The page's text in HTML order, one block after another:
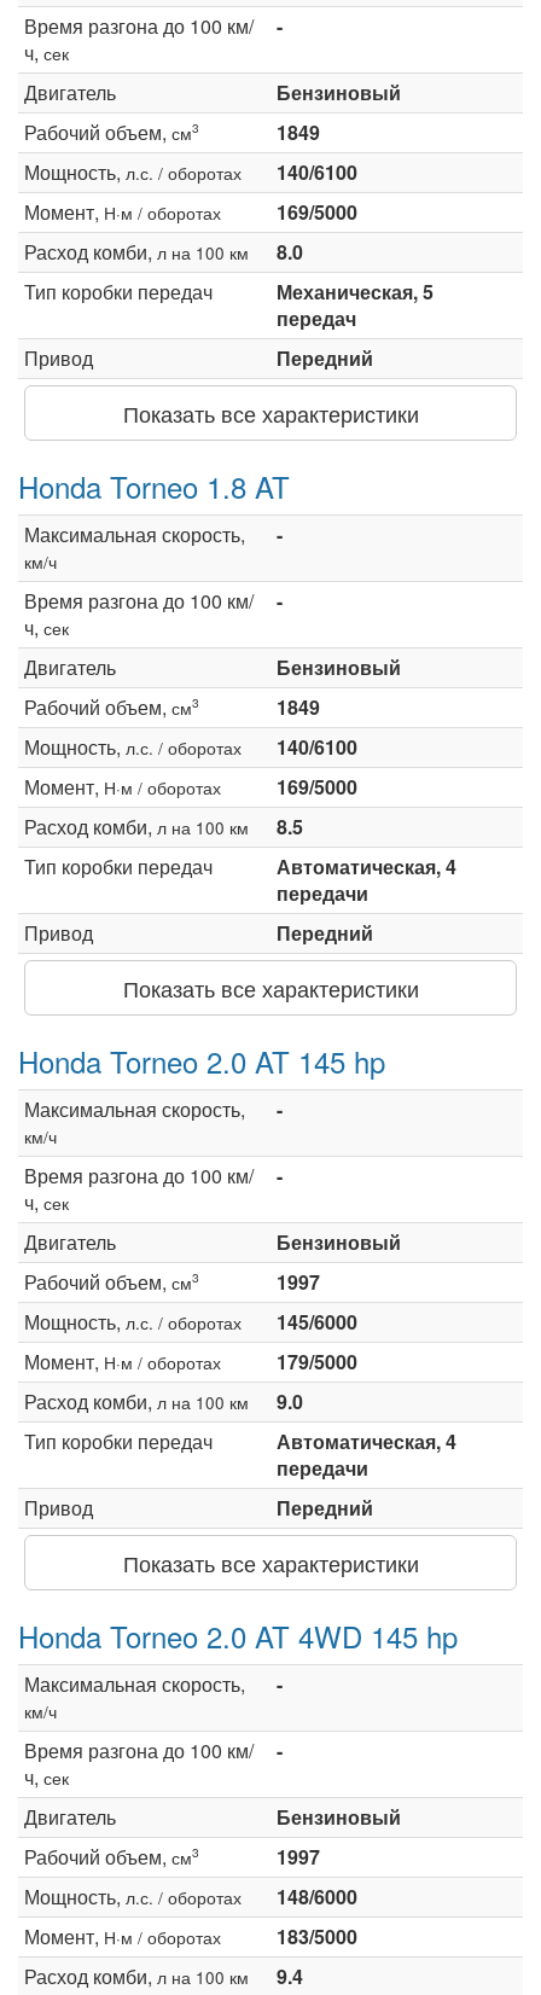
Время разгона до 100 км/
ч, сек
-
Двигатель
Бензиновый
Рабочий объем, см3
1849
Мощность, л.с. / оборотах
140/6100
Момент, Н·м / оборотах
169/5000
Расход комби, л на 100 км
8.0
Тип коробки передач
Механическая, 5
передач
Привод
Передний
Показать все характеристики
Honda Torneo 1.8 AT
Максимальная скорость,
км/ч
-
Время разгона до 100 км/
ч, сек
-
Двигатель
Бензиновый
Рабочий объем, см3
1849
Мощность, л.с. / оборотах
140/6100
Момент, Н·м / оборотах
169/5000
Расход комби, л на 100 км
8.5
Тип коробки передач
Автоматическая, 4
передачи
Привод
Передний
Показать все характеристики
Honda Torneo 2.0 AT 145 hp
Максимальная скорость,
км/ч
-
Время разгона до 100 км/
ч, сек
-
Двигатель
Бензиновый
Рабочий объем, см3
1997
Мощность, л.с. / оборотах
145/6000
Момент, Н·м / оборотах
179/5000
Расход комби, л на 100 км
9.0
Тип коробки передач
Автоматическая, 4
передачи
Привод
Передний
Показать все характеристики
Honda Torneo 2.0 AT 4WD 145 hp
Максимальная скорость,
км/ч
-
Время разгона до 100 км/
ч, сек
-
Двигатель
Бензиновый
Рабочий объем, см3
1997
Мощность, л.с. / оборотах
148/6000
Момент, Н·м / оборотах
183/5000
Расход комби, л на 100 км 9.4